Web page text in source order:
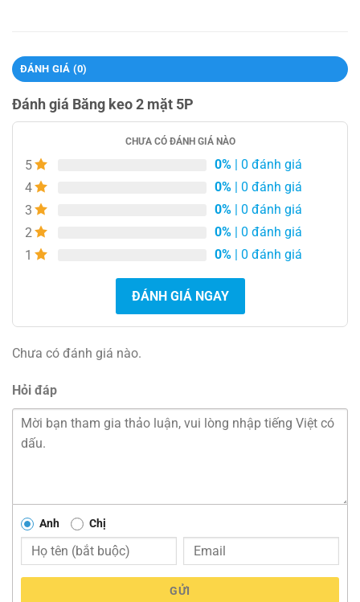
ĐÁNH GIÁ (0)
Đánh giá Băng keo 2 mặt 5P
CHƯA CÓ ĐÁNH GIÁ NÀO
5 0% | 0 đánh giá
4
0% | 0 đánh giá
3
0% | 0 đánh giá
2
0% | 0 đánh giá
1
0% | 0 đánh giá
ĐÁNH GIÁ NGAY
Chưa có đánh giá nào.
Hỏi đáp
Anh Chị
GỬI